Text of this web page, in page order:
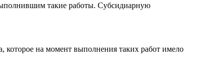
такие работы. Субсидиарную
которое на момент выполнения таких работ имело